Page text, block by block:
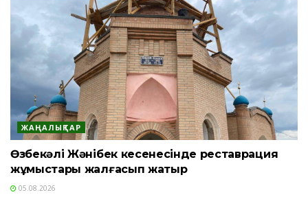
ЖАҢАЛЫҚТАР
Өзбекәлі Жәнібек кесенесінде реставрация
жұмыстары жалғасып жатыр
05.08.2026